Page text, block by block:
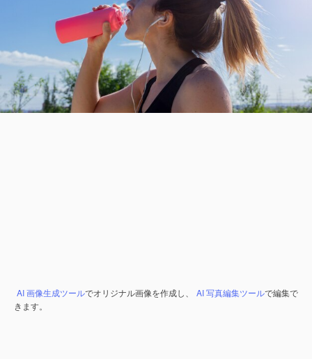
AI 画像生成ツールでオリジナル画像を作成し、 AI 写真編集ツールで編集で
きます。